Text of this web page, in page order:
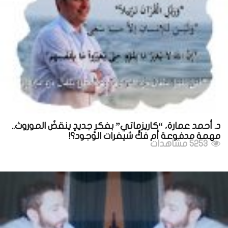
د. أحمد عمارة، “كاريزماتي” بفكرٍ جديدٍ ينقضُ الموروث..
مهمة مدفوعة أم فكُّ شيفرات الوجود؟!